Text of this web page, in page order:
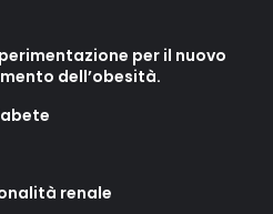
per il nuovo
dell’obesità.
renale